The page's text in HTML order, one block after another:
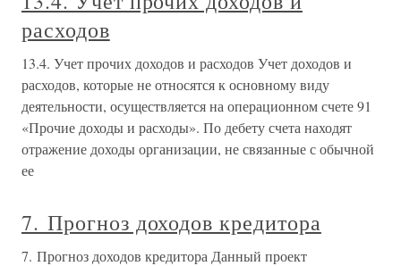
расходов
13.4. Учет прочих доходов и расходов Учет доходов и
расходов, которые не относятся к основному виду
деятельности, осуществляется на операционном счете 91
«Прочие доходы и расходы». По дебету счета находят
отражение доходы организации, не связанные с обычной
ее
7. Прогноз доходов кредитора
7. Прогноз доходов кредитора Данный проект